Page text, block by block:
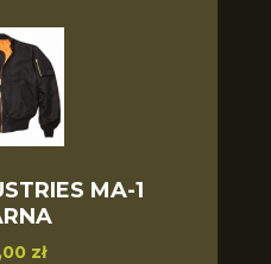
MA-1
zł